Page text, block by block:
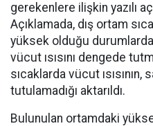
gerekenlere ilişkin yazılı
Açıklamada, dış ortam
yüksek olduğu
vücut ısısını dengede
sıcaklarda vücut
tutulamadığı aktarıldı.
Bulunulan ortamdaki